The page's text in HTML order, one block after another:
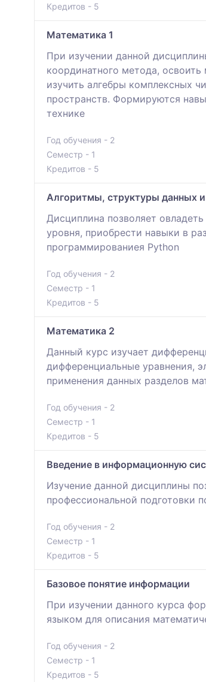
Кредитов - 5
Математика 1
При изучении данной
координатного метода,
изучить алгебры комплексных
пространств. Формируются
технике
Год обучения - 2
Семестр - 1
Кредитов - 5
Алгоритмы, структуры данных
Дисциплина позволяет
уровня, приобрести навыки в
программированиея Python
Год обучения - 2
Семестр - 1
Кредитов - 5
Математика 2
Данный курс изучает
дифференциальные уравнения,
применения данных разделов
Год обучения - 2
Семестр - 1
Кредитов - 5
Введение в информационную
Изучение данной дисциплины
профессиональной подготовки
Год обучения - 2
Семестр - 1
Кредитов - 5
Базовое понятие информации
При изучении данного курса
языком для описания
Год обучения - 2
Семестр - 1
Кредитов - 5